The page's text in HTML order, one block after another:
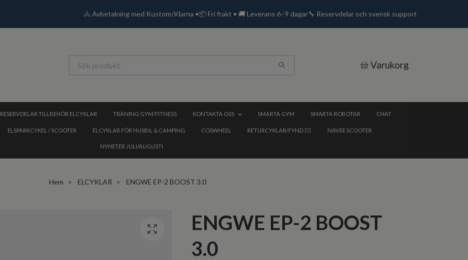
🚴 Avbetalning med Kustom/Klarna •📦 Fri frakt • 🚚 Leverans 6–9 dagar🔧 Reservdelar och svensk support
Varukorg
RESERVDELAR TILLBEHÖR ELCYKLAR TRÄNING GYM/FITNESS KONTAKTA OSS SMARTA GYM SMARTA ROBOTAR CHAT
ELSPARKCYKEL / SCOOTER ELCYKLAR FÖR HUSBIL & CAMPING COSWHEEL RETURCYKLAR/FYND 🚴‍♂️ NAVEE SCOOTER
NYHETER JULI/AUGUSTI
Hem ELCYKLAR ENGWE EP-2 BOOST 3.0
ENGWE EP-2 BOOST
3.0